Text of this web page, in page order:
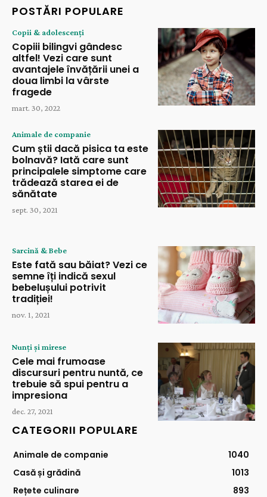
POSTĂRI POPULARE
Copii & adolescenți
Copiii bilingvi gândesc
altfel! Vezi care sunt
avantajele învățării unei a
doua limbi la vârste
fragede
mart. 30, 2022
Animale de companie
Cum știi dacă pisica ta este
bolnavă? Iată care sunt
principalele simptome care
trădează starea ei de
sănătate
sept. 30, 2021
Sarcină & Bebe
Este fată sau băiat? Vezi ce
semne îți indică sexul
bebelușului potrivit
tradiției!
nov. 1, 2021
Nunți și mirese
Cele mai frumoase
discursuri pentru nuntă, ce
trebuie să spui pentru a
impresiona
dec. 27, 2021
CATEGORII POPULARE
Animale de companie
1040
Casă și grădină
1013
Rețete culinare
893